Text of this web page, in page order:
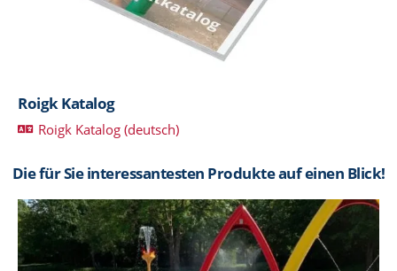
Roigk Katalog
Roigk Katalog (deutsch)
Die für Sie interessantesten Produkte auf einen Blick!